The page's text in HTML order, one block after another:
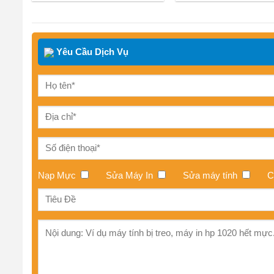
Yêu Cầu Dịch Vụ
Nạp Mực Sửa Máy In Sửa máy tính